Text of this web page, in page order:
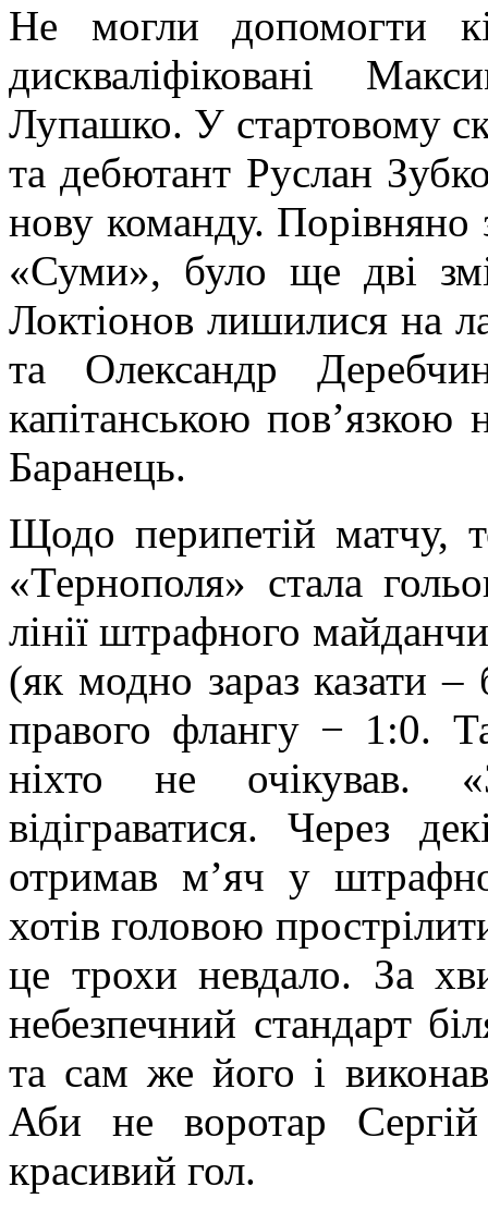
Не могли допомогти
дискваліфіковані
Лупашко. У стартовому
та дебютант Руслан
нову команду.
«Суми», було ще дві
Локтіонов лишилися на
та Олександр
капітанською пов’язкою
Баранець.
Щодо перипетій матчу,
«Тернополя» стала
лінії штрафного
(як модно зараз казати –
правого флангу − 1:0.
ніхто не очікував.
відіграватися. Через
отримав м’яч у
хотів головою
це трохи невдало. За
небезпечний стандарт
та сам же його і
Аби не воротар
красивий гол.